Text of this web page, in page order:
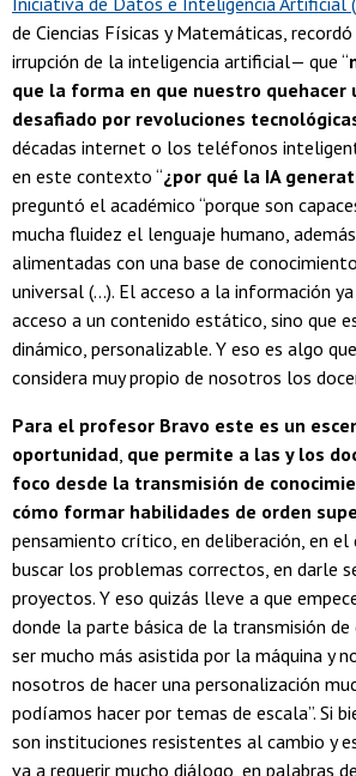
de Ciencias Físicas y Matemáticas,
irrupción de la inteligencia artificial— que “
que la forma en que nuestro quehacer
desafiado por revoluciones
décadas internet o los teléfonos
en este contexto “¿por qué la IA
preguntó el académico “porque son
mucha fluidez el lenguaje humano,
alimentadas con una base de
universal (...). El acceso a la información
acceso a un contenido estático, sino que
dinámico, personalizable. Y eso es algo
considera muy propio de nosotros los
Para el profesor Bravo este es un
oportunidad, que permite a las y los
foco desde la transmisión de
cómo formar habilidades de orden
pensamiento crítico, en deliberación, en el
buscar los problemas correctos, en darle
proyectos. Y eso quizás lleve a que
donde la parte básica de la transmisión
ser mucho más asistida por la máquina y
nosotros de hacer una personalización
podíamos hacer por temas de escala”. Si
son instituciones resistentes al cambio y
va a requerir mucho diálogo, en palabras